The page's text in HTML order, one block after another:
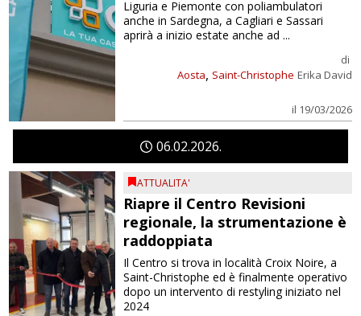
Aosta, Saint-Christophe
di
Erika David
il 19/03/2026
Liguria e Piemonte con poliambulatori
anche in Sardegna, a Cagliari e Sassari
aprirà a inizio estate anche ad ...
0602 2026
ATTUALITA'
Riapre il Centro Revisioni
regionale, la strumentazione è
raddoppiata
Il Centro si trova in località Croix Noire, a
Saint-Christophe ed è finalmente operativo
dopo un intervento di restyling iniziato nel
2024